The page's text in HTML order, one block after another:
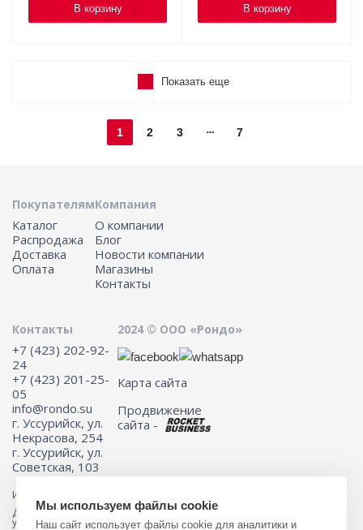
В корзину В корзину
Показать еще
1 2 3 7
Покупателям
Каталог
Распродажа
Доставка
Оплата
Компания
О компании
Блог
Новости компании
Магазины
Контакты
Контакты
+7 (423) 202-92-
24
+7 (423) 201-25-
05
info@rondo.su
г. Уссурийск, ул.
Некрасова, 254
г. Уссурийск, ул.
Советская, 103
2024 © ООО «Рондо»
Карта сайта
Продвижение
сайта -
Информация на сайте не является публичной офертой.
Для получения подробной информации о наличии и стоимости
указанных товаров и (или) услуг, пожалуйста, обращайтесь к
Мы используем файлы cookie
Наш сайт использует файлы cookie для аналитики и